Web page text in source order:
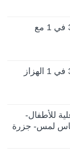
كرسي ماستيلا أورا ديلوكس 3 في 1 مع
كرسي ماستيلا أورا ديلوكس 3 في 1 الهزاز
للأطفال-
لمس- جزرة